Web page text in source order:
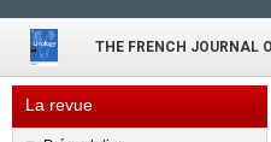
THE FRENCH JOURNAL
La revue